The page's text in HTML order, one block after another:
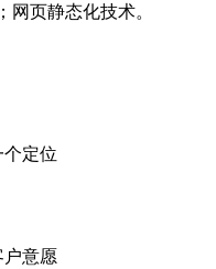
网页静态化技术。
定位
意愿